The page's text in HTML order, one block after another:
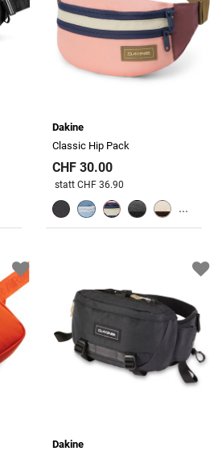
Dakine
Classic Hip Pack
CHF 30.00
Preis reduziert von
statt CHF 36.90
...
Dakine